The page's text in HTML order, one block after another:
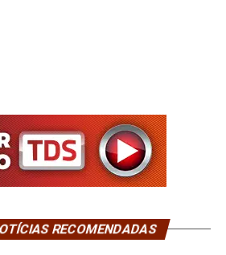
RECOMENDADAS